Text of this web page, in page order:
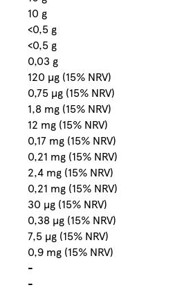
10 g
<0,5 g
<0,5 g
0,03 g
120 µg (15% NRV)
0,75 µg (15% NRV)
1,8 mg (15% NRV)
12 mg (15% NRV)
0,17 mg (15% NRV)
0,21 mg (15% NRV)
2,4 mg (15% NRV)
0,21 mg (15% NRV)
30 µg (15% NRV)
0,38 µg (15% NRV)
7,5 µg (15% NRV)
0,9 mg (15% NRV)
-
-